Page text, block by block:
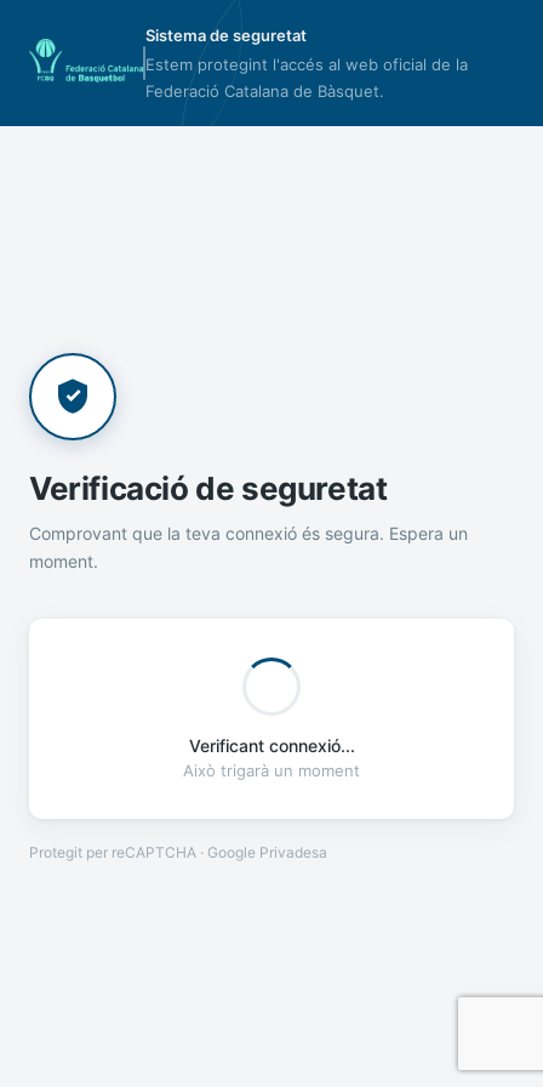
Sistema de seguretat
Estem protegint l'accés al web oficial de la
Federació Catalana de Bàsquet.
Verificació de seguretat
Comprovant que la teva connexió és segura. Espera un
moment.
Verificant connexió...
Això trigarà un moment
Protegit per reCAPTCHA · Google Privadesa